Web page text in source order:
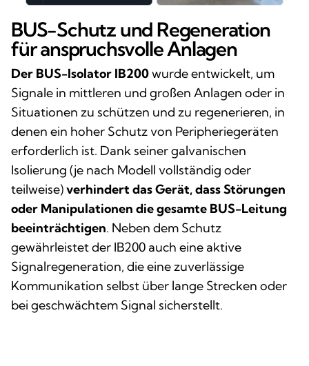
BUS-Schutz und Regeneration
für anspruchsvolle Anlagen
Der BUS-Isolator IB200wurde entwickelt, um
Signale in mittleren und großen Anlagen oder in
Situationen zu schützen und zu regenerieren, in
denen ein hoher Schutz von Peripheriegeräten
erforderlich ist. Dank seiner galvanischen
Isolierung (je nach Modell vollständig oder
teilweise)verhindert das Gerät, dass Störungen
oder Manipulationen die gesamte BUS-Leitung
beeinträchtigen. Neben dem Schutz
gewährleistet der IB200 auch eine aktive
Signalregeneration, die eine zuverlässige
Kommunikation selbst über lange Strecken oder
bei geschwächtem Signal sicherstellt.